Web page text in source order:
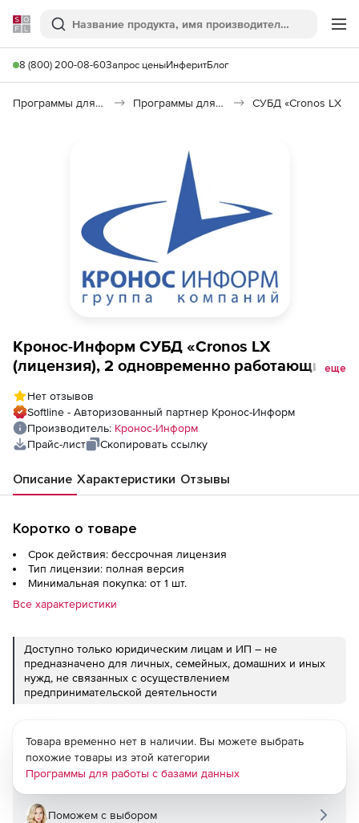
Softline
Поиск
8 (800) 200-08-60Запрос ценыИнферитБлог
Программы для программирования Программы для работы с базами данных СУБД «Cronos LX
Кронос-Информ СУБД «Cronos LX
(лицензия), 2 одновременно работающиееще
Нет отзывов
Softline - Авторизованный партнер Кронос-Информ
Производитель: Кронос-Информ
Прайс-лист
Скопировать ссылку
Описание Характеристики Отзывы
Коротко о товаре
Срок действия: бессрочная лицензия
Тип лицензии: полная версия
Минимальная покупка: от 1 шт.
Все характеристики
Доступно только юридическим лицам и ИП – не
предназначено для личных, семейных, домашних и иных
нужд, не связанных с осуществлением
предпринимательской деятельности
Товара временно нет в наличии. Вы можете выбрать
похожие товары из этой категории
Программы для работы с базами данных
Поможем с выбором